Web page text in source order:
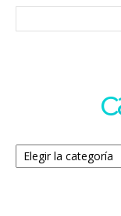
Categorías